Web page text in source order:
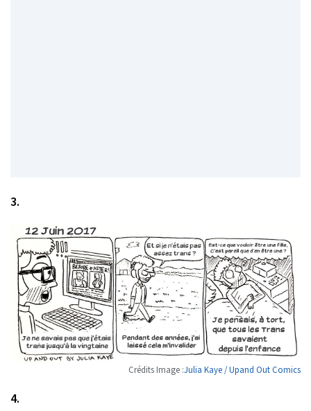
3.
Crédits Image :Julia Kaye / Upand Out Comics
4.